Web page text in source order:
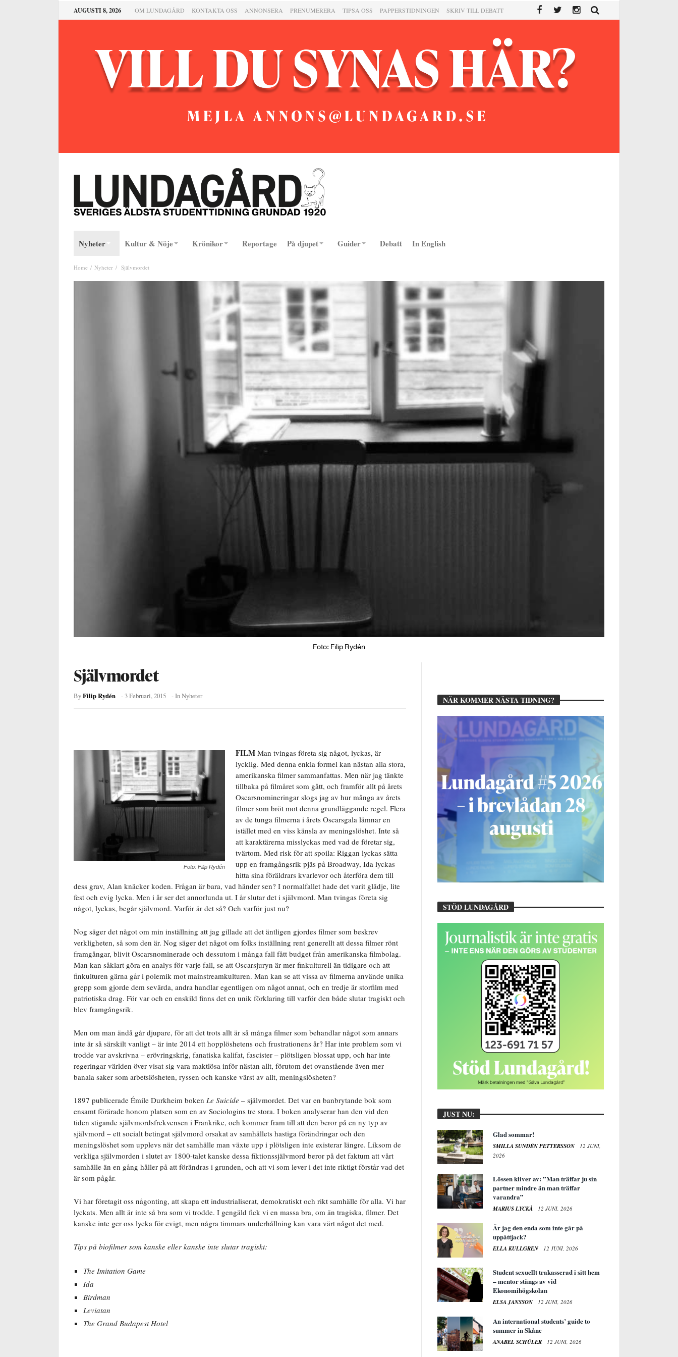
AUGUSTI 8, 2026 OM LUNDAGÅRD KONTAKTA OSS ANNONSERA PRENUMERERA TIPSA OSS PAPPERSTIDNINGEN SKRIV TILL DEBATT
Nyheter Kultur & Nöje Krönikor Reportage På djupet Guider Debatt In English
Home Nyheter Självmordet
Foto: Filip Rydén
Självmordet
ByFilip Rydén -3 Februari, 2015 - InNyheter
Foto: Filip Rydén
FILM Man tvingas företa sig något, lyckas, är
lycklig. Med denna enkla formel kan nästan alla stora,
amerikanska filmer sammanfattas. Men när jag tänkte
tillbaka på filmåret som gått, och framför allt på årets
Oscarsnomineringar slogs jag av hur många av årets
filmer som bröt mot denna grundläggande regel. Flera
av de tunga filmerna i årets Oscarsgala lämnar en
istället med en viss känsla av meningslöshet. Inte så
att karaktärerna misslyckas med vad de företar sig,
tvärtom. Med risk för att spoila: Riggan lyckas sätta
upp en framgångsrik pjäs på Broadway, Ida lyckas
hitta sina föräldrars kvarlevor och återföra dem till
dess grav, Alan knäcker koden. Frågan är bara, vad händer sen? I normalfallet hade det varit glädje, lite
fest och evig lycka. Men i år ser det annorlunda ut. I år slutar det i självmord. Man tvingas företa sig
något, lyckas, begår självmord. Varför är det så? Och varför just nu?
Nog säger det något om min inställning att jag gillade att det äntligen gjordes filmer som beskrev
verkligheten, så som den är. Nog säger det något om folks inställning rent generellt att dessa filmer rönt
framgångar, blivit Oscarsnominerade och dessutom i många fall fått budget från amerikanska filmbolag.
Man kan såklart göra en analys för varje fall, se att Oscarsjuryn är mer finkulturell än tidigare och att
finkulturen gärna går i polemik mot mainstreamkulturen. Man kan se att vissa av filmerna använde unika
grepp som gjorde dem sevärda, andra handlar egentligen om något annat, och en tredje är storfilm med
patriotiska drag. För var och en enskild finns det en unik förklaring till varför den både slutar tragiskt och
blev framgångsrik.
Men om man ändå går djupare, för att det trots allt är så många filmer som behandlar något som annars
inte är så särskilt vanligt – är inte 2014 ett hopplöshetens och frustrationens år? Har inte problem som vi
trodde var avskrivna – erövringskrig, fanatiska kalifat, fascister – plötsligen blossat upp, och har inte
regeringar världen över visat sig vara maktlösa inför nästan allt, förutom det ovanstående även mer
banala saker som arbetslösheten, ryssen och kanske värst av allt, meningslösheten?
1897 publicerade Émile Durkheim boken Le Suicide – självmordet. Det var en banbrytande bok som
ensamt förärade honom platsen som en av Sociologins tre stora. I boken analyserar han den vid den
tiden stigande självmordsfrekvensen i Frankrike, och kommer fram till att den beror på en ny typ av
självmord – ett socialt betingat självmord orsakat av samhällets hastiga förändringar och den
meningslöshet som upplevs när det samhälle man växte upp i plötsligen inte existerar längre. Liksom de
verkliga självmorden i slutet av 1800-talet kanske dessa fiktionssjälvmord beror på det faktum att vårt
samhälle än en gång håller på att förändras i grunden, och att vi som lever i det inte riktigt förstår vad det
är som pågår.
Vi har företagit oss någonting, att skapa ett industrialiserat, demokratiskt och rikt samhälle för alla. Vi har
lyckats. Men allt är inte så bra som vi trodde. I gengäld fick vi en massa bra, om än tragiska, filmer. Det
kanske inte ger oss lycka för evigt, men några timmars underhållning kan vara värt något det med.
Tips på biofilmer som kanske eller kanske inte slutar tragiskt:
The Imitation Game
Ida
Birdman
Leviatan
The Grand Budapest Hotel
NÄR KOMMER NÄSTA TIDNING?
STÖD LUNDAGÅRD
JUST NU:
Glad sommar!
SMILLA SUNDÉN PETTERSSON
12 JUNI,
2026
Lössen kliver av: ”Man träffar ju sin
partner mindre än man träffar
varandra”
MARIUS LYCKÅ 12 JUNI, 2026
Är jag den enda som inte går på
uppåttjack?
ELLA KULLGREN 12 JUNI, 2026
Student sexuellt trakasserad i sitt hem
– mentor stängs av vid
Ekonomihögskolan
ELSA JANSSON 12 JUNI, 2026
An international students’ guide to
summer in Skåne
ANABEL SCHÜLER 12 JUNI, 2026